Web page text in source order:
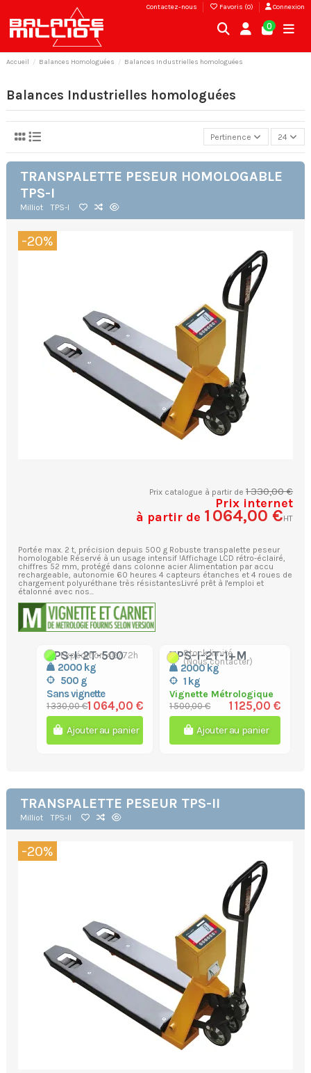
Contactez-nous Favoris (0) Connexion
0
Accueil Balances Homologuées Balances Industrielles homologuées
Balances Industrielles homologuées
Pertinence 24
TRANSPALETTE PESEUR HOMOLOGABLE
TPS-I
Milliot TPS-I
-20%
Prix catalogue à partir de1 330,00 €
Prix internet
à partir de 1 064,00 €HT
Portée max. 2 t, précision depuis 500 g Robuste transpalette peseur
homologable Réservé à un usage intensif !Affichage LCD rétro-éclairé,
chiffres 52 mm, protégé dans colonne acier Alimentation par accu
rechargeable, autonomie 60 heures 4 capteurs étanches et 4 roues de
chargement polyuréthane très résistantesLivré prêt à l'emploi et
étalonné avec nos...
TPS-I-2T-500
2000 kg
500 g
Sans vignette
Expédition 48/72h
1 330,00 €1 064,00 €
Ajouter au panier
TPS-I-2T-1+M
2000 kg
1 kg
Vignette Métrologique
Stock limité
(Nous contacter)
1 500,00 € 1 125,00 €
Ajouter au panier
TRANSPALETTE PESEUR TPS-II
Milliot TPS-II
-20%